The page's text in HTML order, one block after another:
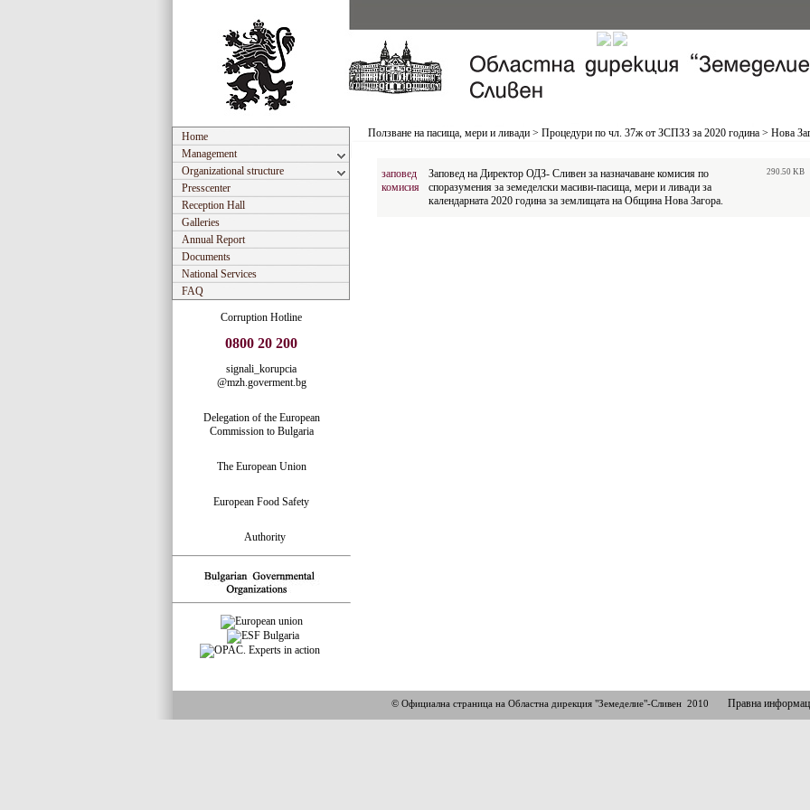
Home
Management
Organizational structure
Presscenter
Reception Hall
Galleries
Annual Report
Documents
National Services
FAQ
Corruption Hotline
0800 20 200
signali_korupcia
@mzh.goverment.bg
Delegation of the European
Commission to Bulgaria
The European Union
European Food Safety
Authority
Ползване на пасища, мери и ливади > Процедури по чл. 37ж от ЗСПЗЗ за 2020 година > Нова
заповед
комисия
Заповед на Директор ОДЗ- Сливен за назначаване комисия по
споразумения за земеделски масиви-пасища, мери и ливади за
календарната 2020 година за землищата на Община Нова Загора.
290.50 KB
© Официална страница на Областна дирекция "Земеделие"-Сливен 2010 Правна